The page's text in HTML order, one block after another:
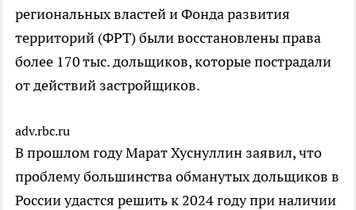
региональных властей и Фонда развития
территорий (ФРТ) были восстановлены права
более 170 тыс. дольщиков, которые пострадали
от действий застройщиков.
adv.rbc.ru
В прошлом году Марат Хуснуллин заявил, что
проблему большинства обманутых дольщиков в
России удастся решить к 2024 году при наличии